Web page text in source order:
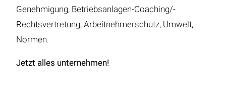
Genehmigung, Betriebsanlagen-Coaching/-
Rechtsvertretung, Arbeitnehmerschutz, Umwelt,
Normen.
Jetzt alles unternehmen!